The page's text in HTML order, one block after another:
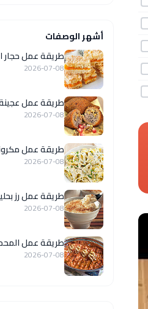
أشهر الوصفات
طريقة عمل
2026-07-08
طريقة عمل
2026-07-08
طريقة عمل
2026-07-08
طريقة عمل رز بحليب
2026-07-08
طريقة عمل
2026-07-08